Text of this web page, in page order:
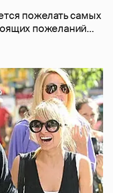
пожелать самых
пожеланий...